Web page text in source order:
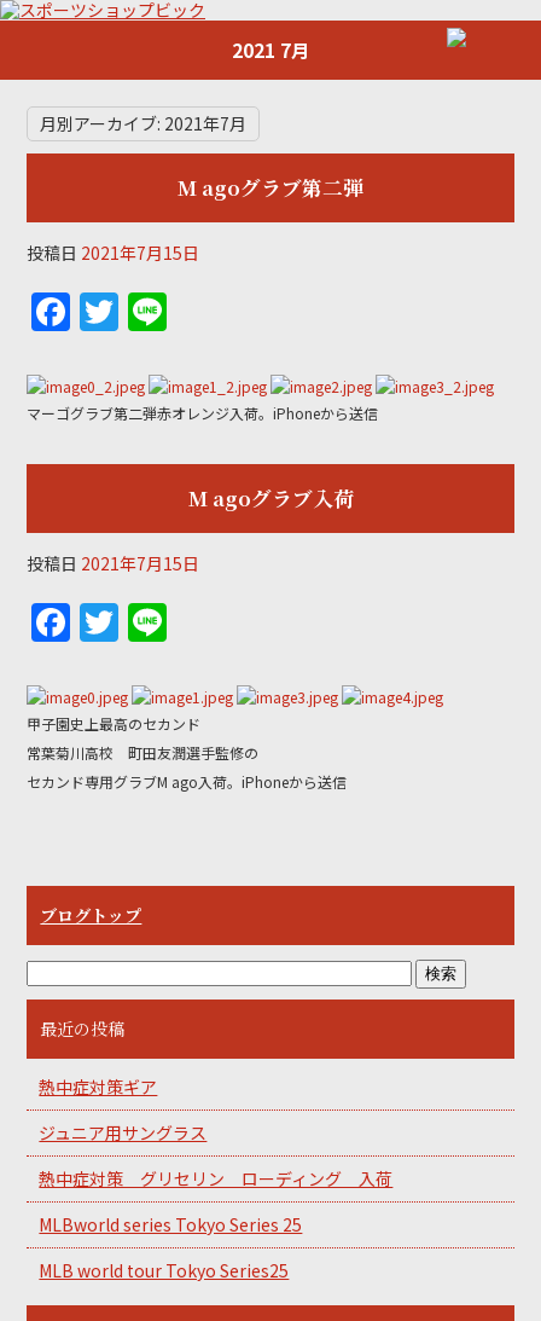
2021 7月
月別アーカイブ: 2021年7月
M agoグラブ第二弾
投稿日 2021年7月15日
F
a
c
e
b
o
k
T
w
itt
er
e
マーゴグラブ第二弾赤オレンジ入荷。iPhoneから送信
M agoグラブ入荷
投稿日 2021年7月15日
F
a
c
e
b
k
T
w
itt
er
e
甲子園史上最高のセカンド
常葉菊川高校 町田友潤選手監修の
セカンド専用グラブM ago入荷。iPhoneから送信
ブログトップ
最近の投稿
熱中症対策ギア
ジュニア用サングラス
熱中症対策 グリセリン ローディング 入荷
MLBworld series Tokyo Series 25
MLB world tour Tokyo Series25